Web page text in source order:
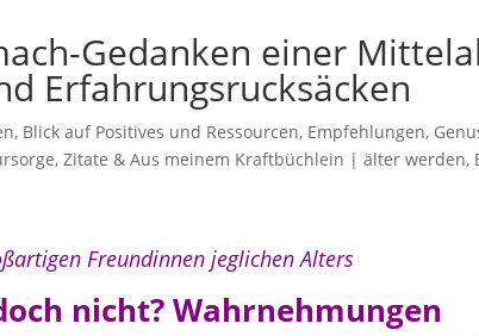
Gedanken einer
Erfahrungsrucksäcken
, Blick auf Positives und Ressourcen, Empfehlungen,
,Zitate & Aus meinem Kraftbüchlein |älter werden,
Freundinnen jeglichen Alters
nicht? Wahrnehmungen